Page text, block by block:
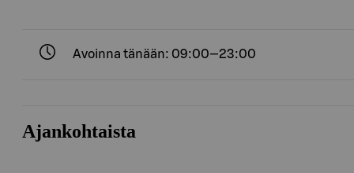
Avoinna tänään: 09:00—23:00
Ajankohtaista